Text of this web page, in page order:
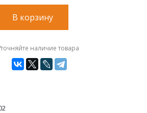
В корзину
наличие товара